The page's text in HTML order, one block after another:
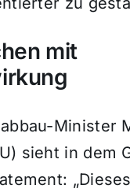
mit
Minister
sieht in dem